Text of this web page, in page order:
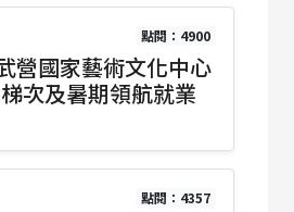
點閱：4900
營國家藝術文化中心
梯次及暑期領航就業
點閱：4357